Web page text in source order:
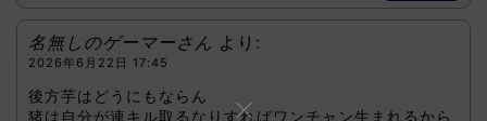
名無しのゲーマーさん より:
2026年6月22日 17:45
後方芋はどうにもならん
猪は自分が連キル取るなりすればワンチャン生まれるから